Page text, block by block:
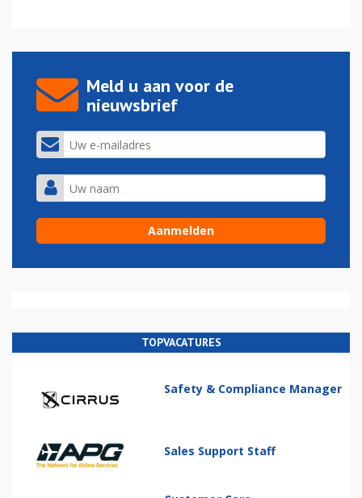
Meld u aan voor de
nieuwsbrief
TOPVACATURES
Safety & Compliance Manager
Sales Support Staff